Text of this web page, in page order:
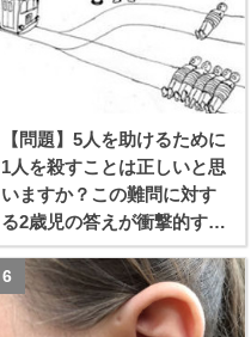
【問題】5人を助けるために
1人を殺すことは正しいと思
いますか？この難問に対す
る2歳児の答えが衝撃的すぎ
る！！